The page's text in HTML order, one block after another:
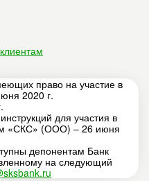
право на участие в
2020 г.
для участия в
«СКС» (ООО) – 26 июня
депонентам Банк
на следующий